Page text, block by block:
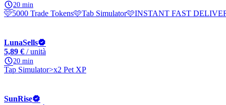
20 min
🩷5000 Trade Tokens🩷Tab Simulator🩷INSTANT FAST
LunaSells
5,89 € / unità
20 min
Tap Simulator>x2 Pet XP
SunRise